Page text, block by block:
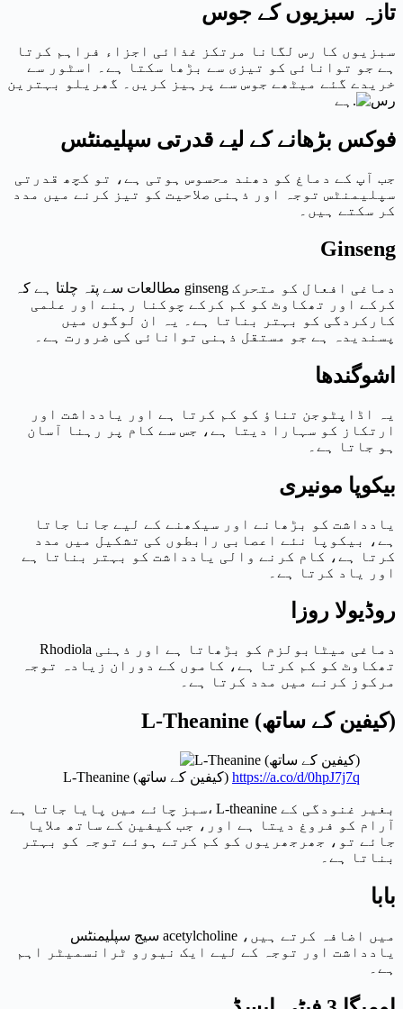
تازہ سبزیوں کے جوس
سبزیوں کا رس لگانا مرتکز غذائی اجزاء فراہم کرتا
ہے جو توانائی کو تیزی سے بڑھا سکتا ہے۔ اسٹور سے
خریدے گئے میٹھے جوس سے پرہیز کریں۔ گھریلو بہترین
ہے.
فوکس بڑھانے کے لیے قدرتی سپلیمنٹس
جب آپ کے دماغ کو دھند محسوس ہوتی ہے، تو کچھ قدرتی
سپلیمنٹس توجہ اور ذہنی صلاحیت کو تیز کرنے میں مدد
کر سکتے ہیں۔
Ginseng
مطالعات سے پتہ چلتا ہے کہ ginseng دماغی افعال کو متحرک
کرکے اور تھکاوٹ کو کم کرکے چوکنا رہنے اور علمی
کارکردگی کو بہتر بناتا ہے۔ یہ ان لوگوں میں
پسندیدہ ہے جو مستقل ذہنی توانائی کی ضرورت ہے۔
اشوگندھا
یہ اڈاپٹوجن تناؤ کو کم کرتا ہے اور یادداشت اور
ارتکاز کو سہارا دیتا ہے، جس سے کام پر رہنا آسان
ہو جاتا ہے۔
بیکوپا مونیری
یادداشت کو بڑھانے اور سیکھنے کے لیے جانا جاتا
ہے، بیکوپا نئے اعصابی رابطوں کی تشکیل میں مدد
کرتا ہے، کام کرنے والی یادداشت کو بہتر بناتا ہے
اور یاد کرتا ہے۔
روڈیولا روزا
Rhodiola دماغی میٹابولزم کو بڑھاتا ہے اور ذہنی
تھکاوٹ کو کم کرتا ہے، کاموں کے دوران زیادہ توجہ
مرکوز کرنے میں مدد کرتا ہے۔
L-Theanine (کیفین کے ساتھ)
L-Theanine (کیفین کے ساتھ) https://a.co/d/0hpJ7j7q
سبز چائے میں پایا جاتا ہے، L-theanine بغیر غنودگی کے
آرام کو فروغ دیتا ہے اور، جب کیفین کے ساتھ ملایا
جائے تو، جھرجھریوں کو کم کرتے ہوئے توجہ کو بہتر
بناتا ہے۔
بابا
سیج سپلیمنٹس acetylcholine میں اضافہ کرتے ہیں،
یادداشت اور توجہ کے لیے ایک نیورو ٹرانسمیٹر اہم
ہے۔